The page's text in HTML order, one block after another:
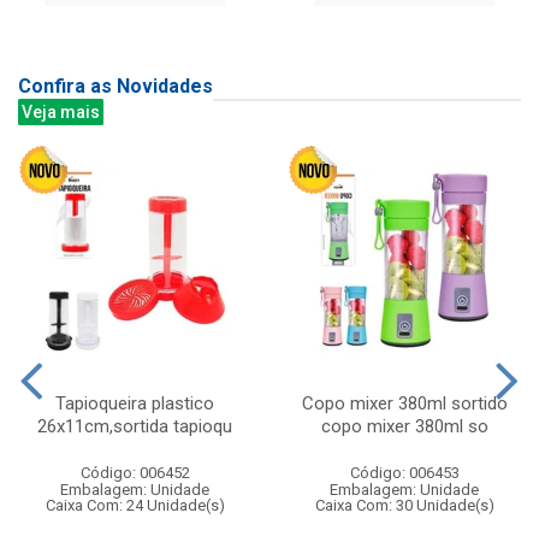
Confira as Novidades
Veja mais
Tapioqueira plastico
26x11cm,sortida tapioqu
Código: 006452
Embalagem: Unidade
Caixa Com: 24 Unidade(s)
Copo mixer 380ml sortido
copo mixer 380ml so
Código: 006453
Embalagem: Unidade
Caixa Com: 30 Unidade(s)